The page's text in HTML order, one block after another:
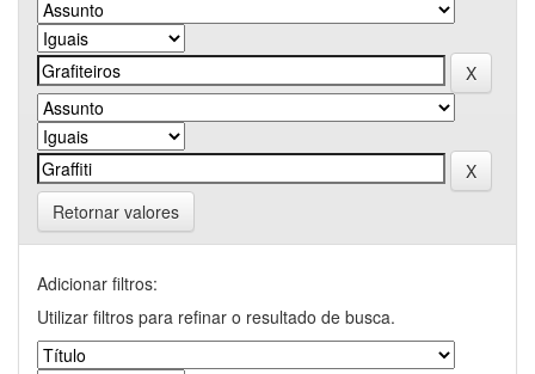
Retornar valores
Adicionar filtros:
Utilizar filtros para refinar o resultado de busca.